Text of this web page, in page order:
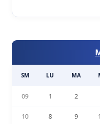
SM LU MA
09 1 2
10 8 9